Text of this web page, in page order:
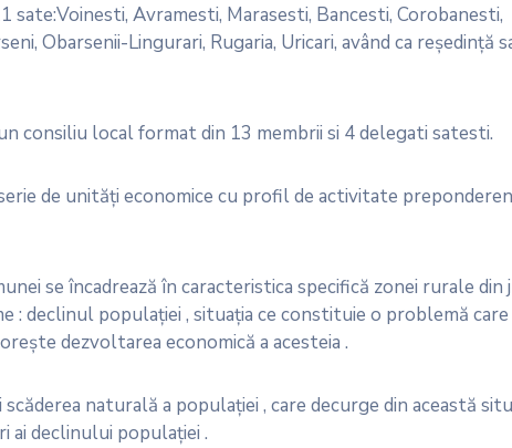
sate:Voinesti, Avramesti, Marasesti, Bancesti, Corobanesti,
Obarsenii-Lingurari, Rugaria, Uricari, având ca reşedinţă
consiliu local format din 13 membrii si 4 delegati satesti.
de unităţi economice cu profil de activitate
se încadrează în caracteristica specifică zonei rurale din
: declinul populaţiei , situaţia ce constituie o problemă care
dezvoltarea economică a acesteia .
naturală a populaţiei , care decurge din această
ai declinului populaţiei .